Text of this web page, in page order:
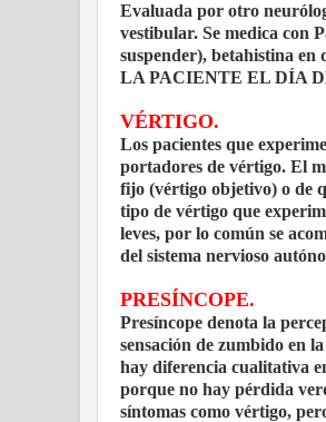
Evaluada por otro
vestibular. Se medica con
suspender), betahistina en
LA PACIENTE EL DÍA
VÉRTIGO.
Los pacientes que
portadores de vértigo. El
fijo (vértigo objetivo) o de
tipo de vértigo que
leves, por lo común se
del sistema nervioso
PRESÍNCOPE.
Presíncope denota la
sensación de zumbido en
hay diferencia cualitativa
porque no hay pérdida
síntomas como vértigo,